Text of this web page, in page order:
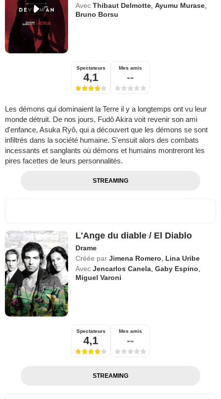
Avec Thibaut Delmotte ,Ayumu Murase
Bruno Borsu
Spectateurs
4,1
Mes amis
--
Les démons qui dominaient la Terre il y a longtemps ont vu leur
monde détruit. De nos jours, Fudô Akira voit revenir son ami
d'enfance, Asuka Ryô, qui a découvert que les démons se sont
infiltrés dans la société humaine. S'ensuit alors des combats
incessants et sanglants où démons et humains montreront les
pires facettes de leurs personnalités.
STREAMING
L'Ange du diable / El Diablo
Drame
Créée par Jimena Romero
Lina Uribe
Avec Jencarlos Canela ,Gaby Espino
Miguel Varoni
Spectateurs
4,1
Mes amis
--
STREAMING